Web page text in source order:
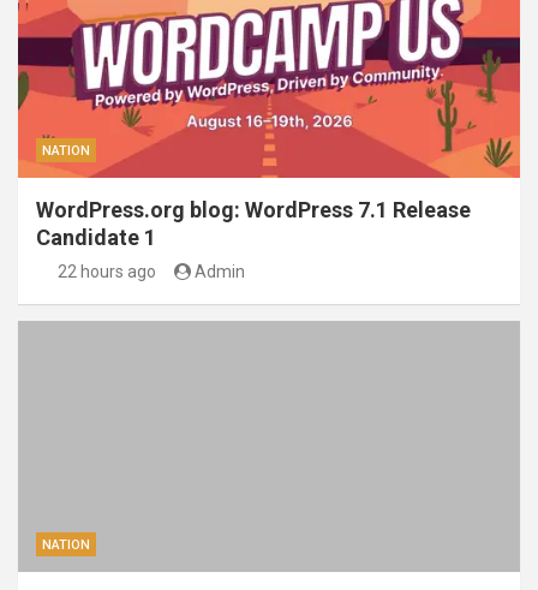
NATION
WordPress.org blog: WordPress 7.1 Release
Candidate 1
22 hours ago Admin
NATION